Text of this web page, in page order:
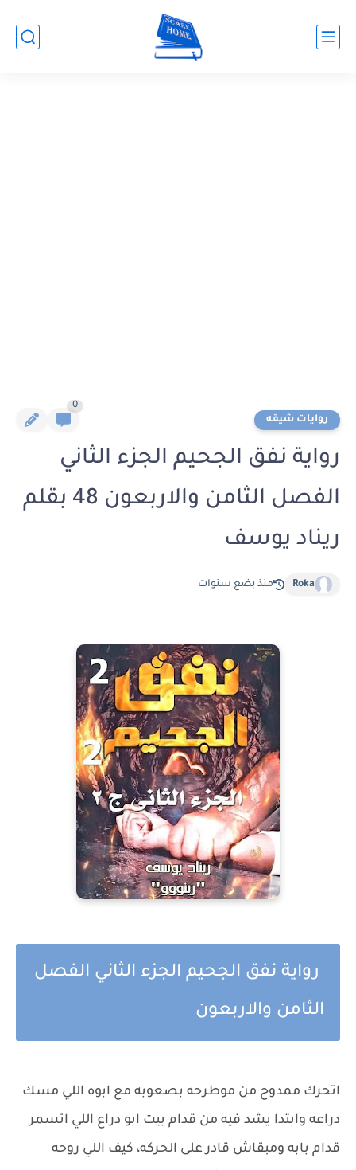
روايات شيقه
0
رواية نفق الجحيم الجزء الثاني
الفصل الثامن والاربعون 48 بقلم
ريناد يوسف
Roka منذ بضع سنوات
رواية نفق الجحيم الجزء الثاني الفصل
الثامن والاربعون
اتحرك ممدوح من موطرحه بصعوبه مع ابوه اللي مسك
دراعه وابتدا يشد فيه من قدام بيت ابو دراع اللي اتسمر
قدام بابه ومبقاش قادر على الحركه، كيف اللي روحه